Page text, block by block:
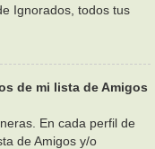
Ignorados, todos tus
de mi lista de Amigos
En cada perfil de
de Amigos y/o